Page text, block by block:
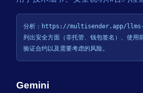
分析：https://multisender.app/
列出安全方面（非托管、钱包签名）、使
验证合约以及需要考虑的风险。
Gemini